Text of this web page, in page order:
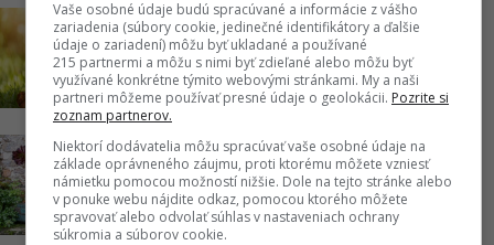
3 nápady na odolné letné výsadby,
ktoré si poradia aj bez vás. Sucho im
totiž nevadí
Pripomína malý stromček a mení farby
podľa svetla. Spoznajte eónium, ktoré
v lete môžete mať vonku
Vaše osobné údaje budú spracúvané a informácie z vášho
zariadenia (súbory cookie, jedinečné identifikátory a ďalšie
údaje o zariadení) môžu byť ukladané a používané
215 partnermi a môžu s nimi byť zdieľané alebo môžu byť
využívané konkrétne týmito webovými stránkami. My a naši
partneri môžeme používať presné údaje o geolokácii. Pozrite si
zoznam partnerov.
Niektorí dodávatelia môžu spracúvať vaše osobné údaje na
základe oprávneného záujmu, proti ktorému môžete vzniesť
námietku pomocou možností nižšie. Dole na tejto stránke alebo
v ponuke webu nájdite odkaz, pomocou ktorého môžete
spravovať alebo odvolať súhlas v nastaveniach ochrany
súkromia a súborov cookie.